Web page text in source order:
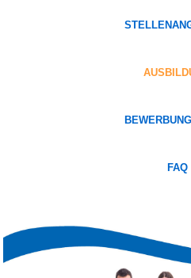
FAQ